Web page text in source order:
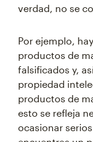
verdad, no se
Por ejemplo,
productos de
falsificados y,
propiedad
productos de
esto se refleja
ocasionar